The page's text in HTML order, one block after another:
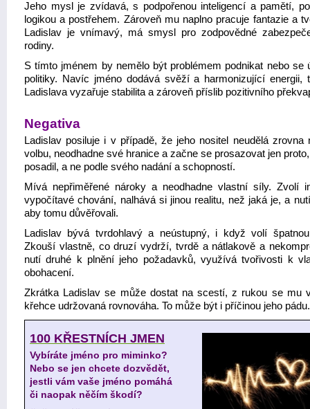
Jeho mysl je zvídavá, s podpořenou inteligencí a pamětí,
logikou a postřehem. Zároveň mu naplno pracuje fantazie a
Ladislav je vnímavý, má smysl pro zodpovědné
rodiny.
S tímto jménem by nemělo být problémem podnikat nebo se
politiky. Navíc jméno dodává svěží a harmonizující energii,
Ladislava vyzařuje stabilita a zároveň příslib pozitivního
Negativa
Ladislav posiluje i v případě, že jeho nositel neudělá zrovna
volbu, neodhadne své hranice a začne se prosazovat jen
posadil, a ne podle svého nadání a schopností.
Mívá nepřiměřené nároky a neodhadne vlastní síly. Zvolí
vypočítavé chování, nalhává si jinou realitu, než jaká je, a
aby tomu důvěřovali.
Ladislav bývá tvrdohlavý a neústupný, i když volí
Zkouší vlastně, co druzí vydrží, tvrdě a nátlakově a
nutí druhé k plnění jeho požadavků, využívá tvořivosti k
obohacení.
Zkrátka Ladislav se může dostat na scestí, z rukou se mu
křehce udržovaná rovnováha. To může být i příčinou jeho pádu.
100 KŘESTNÍCH JMEN
Vybíráte jméno pro miminko?
Nebo se jen chcete dozvědět,
jestli vám vaše jméno pomáhá
či naopak něčím škodí?